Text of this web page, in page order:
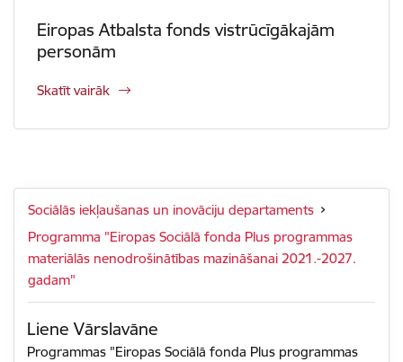
Eiropas Atbalsta fonds vistrūcīgākajām
personām
Skatīt vairāk
Sociālās iekļaušanas un inovāciju departaments
Programma "Eiropas Sociālā fonda Plus programmas
materiālās nenodrošinātības mazināšanai 2021.-2027.
gadam"
Liene Vārslavāne
Programmas "Eiropas Sociālā fonda Plus programmas